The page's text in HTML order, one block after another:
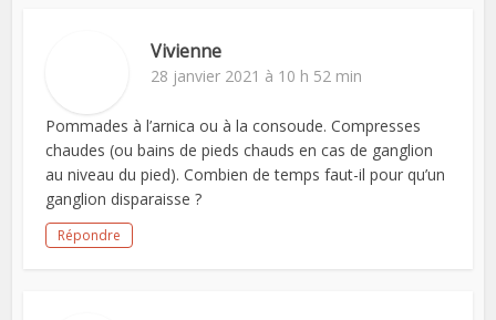
Vivienne
28 janvier 2021 à 10 h 52 min
Pommades à l’arnica ou à la consoude. Compresses
chaudes (ou bains de pieds chauds en cas de ganglion
au niveau du pied). Combien de temps faut-il pour qu’un
ganglion disparaisse ?
Répondre